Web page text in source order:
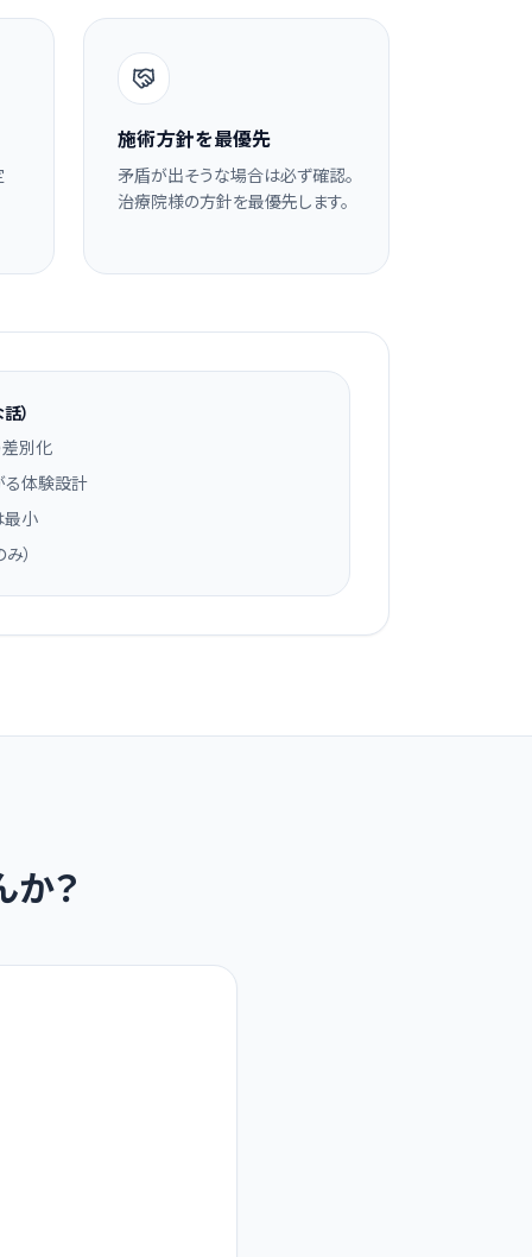
施術方針を最優先
矛盾が出そうな場合は必ず確認。
治療院様の方針を最優先します。
）
差別化
る体験設計
最小
）
？